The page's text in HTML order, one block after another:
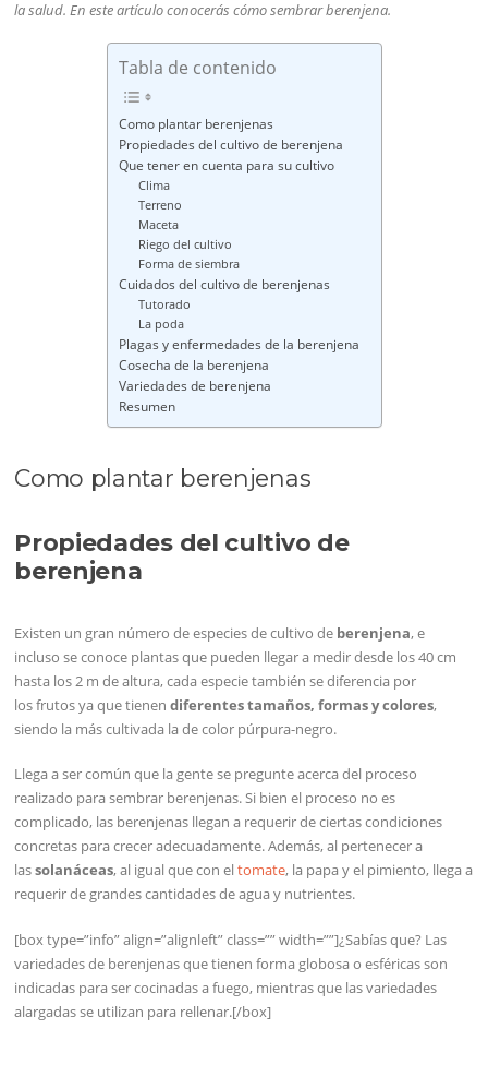
la salud. En este artículo conocerás cómo sembrar berenjena.
Tabla de contenido
Como plantar berenjenas
Propiedades del cultivo de berenjena
Que tener en cuenta para su cultivo
Clima
Terreno
Maceta
Riego del cultivo
Forma de siembra
Cuidados del cultivo de berenjenas
Tutorado
La poda
Plagas y enfermedades de la berenjena
Cosecha de la berenjena
Variedades de berenjena
Resumen
Como plantar berenjenas
Propiedades del cultivo de
berenjena
Existen un gran número de especies de cultivo de berenjena, e
incluso se conoce plantas que pueden llegar a medir desde los 40 cm
hasta los 2 m de altura, cada especie también se diferencia por
los frutos ya que tienendiferentes tamaños, formas y colores,
siendo la más cultivada la de color púrpura-negro.
Llega a ser común que la gente se pregunte acerca del proceso
realizado para sembrar berenjenas. Si bien el proceso no es
complicado, las berenjenas llegan a requerir de ciertas condiciones
concretas para crecer adecuadamente. Además, al pertenecer a
lassolanáceas, al igual que con eltomate, la papa y el pimiento, llega a
requerir de grandes cantidades de agua y nutrientes.
[box type=”info” align=”alignleft” class=”” width=””]¿Sabías que? Las
variedades de berenjenas que tienen forma globosa o esféricas son
indicadas para ser cocinadas a fuego, mientras que las variedades
alargadas se utilizan para rellenar.[/box]